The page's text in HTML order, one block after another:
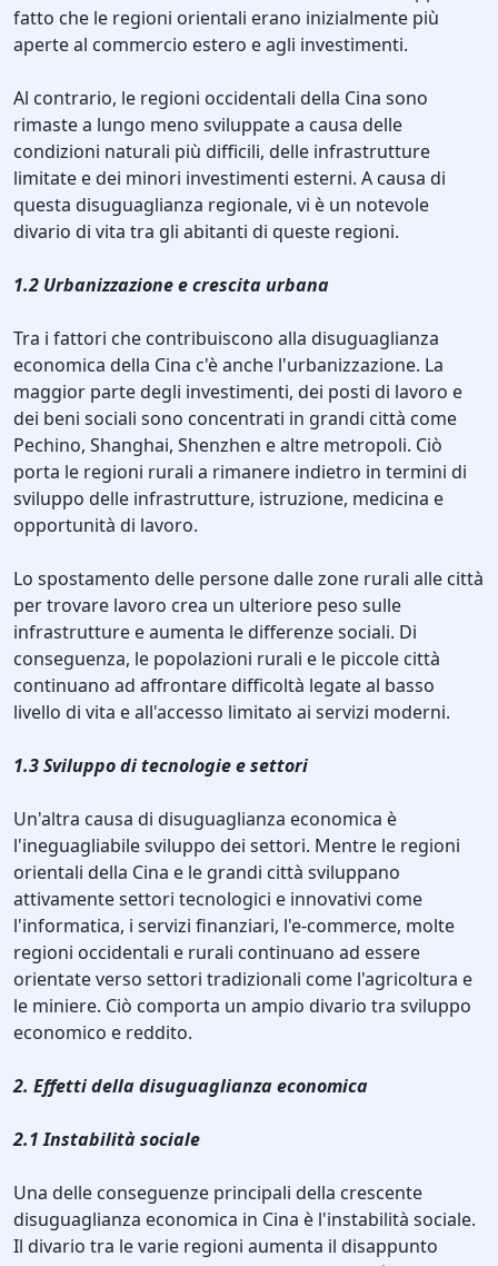
fatto che le regioni orientali erano inizialmente più
aperte al commercio estero e agli investimenti.
Al contrario, le regioni occidentali della Cina sono
rimaste a lungo meno sviluppate a causa delle
condizioni naturali più difficili, delle infrastrutture
limitate e dei minori investimenti esterni. A causa di
questa disuguaglianza regionale, vi è un notevole
divario di vita tra gli abitanti di queste regioni.
1.2 Urbanizzazione e crescita urbana
Tra i fattori che contribuiscono alla disuguaglianza
economica della Cina c'è anche l'urbanizzazione. La
maggior parte degli investimenti, dei posti di lavoro e
dei beni sociali sono concentrati in grandi città come
Pechino, Shanghai, Shenzhen e altre metropoli. Ciò
porta le regioni rurali a rimanere indietro in termini di
sviluppo delle infrastrutture, istruzione, medicina e
opportunità di lavoro.
Lo spostamento delle persone dalle zone rurali alle città
per trovare lavoro crea un ulteriore peso sulle
infrastrutture e aumenta le differenze sociali. Di
conseguenza, le popolazioni rurali e le piccole città
continuano ad affrontare difficoltà legate al basso
livello di vita e all'accesso limitato ai servizi moderni.
1.3 Sviluppo di tecnologie e settori
Un'altra causa di disuguaglianza economica è
l'ineguagliabile sviluppo dei settori. Mentre le regioni
orientali della Cina e le grandi città sviluppano
attivamente settori tecnologici e innovativi come
l'informatica, i servizi finanziari, l'e-commerce, molte
regioni occidentali e rurali continuano ad essere
orientate verso settori tradizionali come l'agricoltura e
le miniere. Ciò comporta un ampio divario tra sviluppo
economico e reddito.
2. Effetti della disuguaglianza economica
2.1 Instabilità sociale
Una delle conseguenze principali della crescente
disuguaglianza economica in Cina è l'instabilità sociale.
Il divario tra le varie regioni aumenta il disappunto